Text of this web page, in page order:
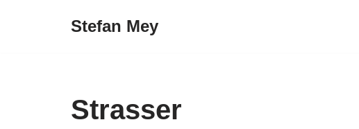
Stefan Mey
Strasser